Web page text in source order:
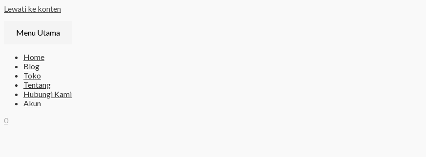
Lewati ke konten
Menu Utama
Home
Blog
Toko
Tentang
Hubungi Kami
Akun
0